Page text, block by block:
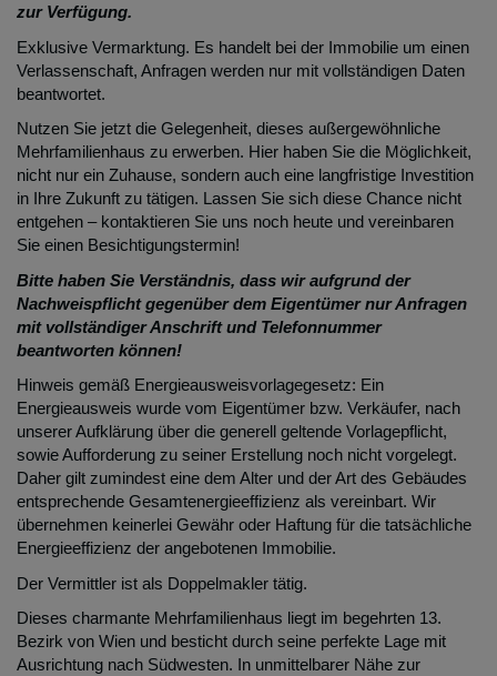
zur Verfügung.
Exklusive Vermarktung. Es handelt bei der Immobilie um einen
Verlassenschaft, Anfragen werden nur mit vollständigen Daten
beantwortet.
Nutzen Sie jetzt die Gelegenheit, dieses außergewöhnliche
Mehrfamilienhaus zu erwerben. Hier haben Sie die Möglichkeit,
nicht nur ein Zuhause, sondern auch eine langfristige Investition
in Ihre Zukunft zu tätigen. Lassen Sie sich diese Chance nicht
entgehen – kontaktieren Sie uns noch heute und vereinbaren
Sie einen Besichtigungstermin!
Bitte haben Sie Verständnis, dass wir aufgrund der
Nachweispflicht gegenüber dem Eigentümer nur Anfragen
mit vollständiger Anschrift und Telefonnummer
beantworten können!
Hinweis gemäß Energieausweisvorlagegesetz: Ein
Energieausweis wurde vom Eigentümer bzw. Verkäufer, nach
unserer Aufklärung über die generell geltende Vorlagepflicht,
sowie Aufforderung zu seiner Erstellung noch nicht vorgelegt.
Daher gilt zumindest eine dem Alter und der Art des Gebäudes
entsprechende Gesamtenergieeffizienz als vereinbart. Wir
übernehmen keinerlei Gewähr oder Haftung für die tatsächliche
Energieeffizienz der angebotenen Immobilie.
Der Vermittler ist als Doppelmakler tätig.
Dieses charmante Mehrfamilienhaus liegt im begehrten 13.
Bezirk von Wien und besticht durch seine perfekte Lage mit
Ausrichtung nach Südwesten. In unmittelbarer Nähe zur